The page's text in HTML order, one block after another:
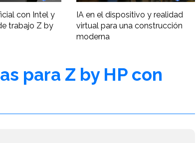
con Intel y
trabajo Z by
IA en el dispositivo y realidad
virtual para una construcción
moderna
para Z by HP con